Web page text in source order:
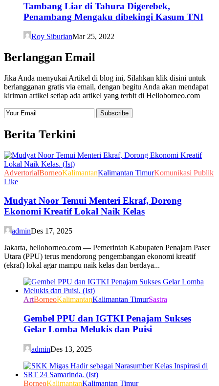
Tambang Liar di Tahura Digerebek,
Penambang Mengaku dibekingi Kasum TNI
Roy SiburianMar 25, 2022
Berlanggan Email
Jika Anda menyukai Artikel di blog ini, Silahkan klik disini untuk
berlangganan gratis via email, dengan begitu Anda akan mendapat
kiriman artikel setiap ada artikel yang terbit di Helloborneo.com
Berita Terkini
AdvertorialBorneoKalimantanKalimantan TimurKomunikasi Publik
Like
Mudyat Noor Temui Menteri Ekraf, Dorong
Ekonomi Kreatif Lokal Naik Kelas
adminDes 17, 2025
Jakarta, helloborneo.com — Pemerintah Kabupaten Penajam Paser
Utara (PPU) terus mendorong pengembangan ekonomi kreatif
(ekraf) lokal agar mampu naik kelas dan berdaya...
ArtBorneoKalimantanKalimantan TimurSastra
Gembel PPU dan IGTKI Penajam Sukses
Gelar Lomba Melukis dan Puisi
adminDes 13, 2025
BorneoKalimantanKalimantan Timur